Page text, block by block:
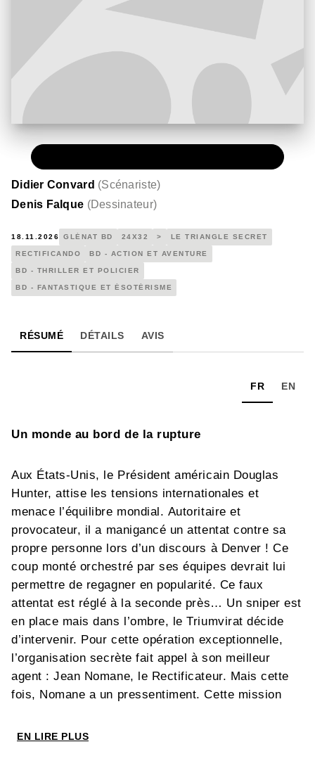
Didier Convard (Scénariste)
Denis Falque (Dessinateur)
18.11.2026 GLÉNAT BD 24X32 > LE TRIANGLE SECRET
RECTIFICANDO BD - ACTION ET AVENTURE
BD - THRILLER ET POLICIER
BD - FANTASTIQUE ET ÉSOTÉRISME
RÉSUMÉ DÉTAILS AVIS
FR EN
Un monde au bord de la rupture
Aux États-Unis, le Président américain Douglas
Hunter, attise les tensions internationales et
menace l’équilibre mondial. Autoritaire et
provocateur, il a manigancé un attentat contre sa
propre personne lors d’un discours à Denver ! Ce
coup monté orchestré par ses équipes devrait lui
permettre de regagner en popularité. Ce faux
attentat est réglé à la seconde près… Un sniper est
en place mais dans l’ombre, le Triumvirat décide
d’intervenir. Pour cette opération exceptionnelle,
l’organisation secrète fait appel à son meilleur
agent : Jean Nomane, le Rectificateur. Mais cette
fois, Nomane a un pressentiment. Cette mission
mise en scène se cache un plan où manipulation
EN LIRE PLUS